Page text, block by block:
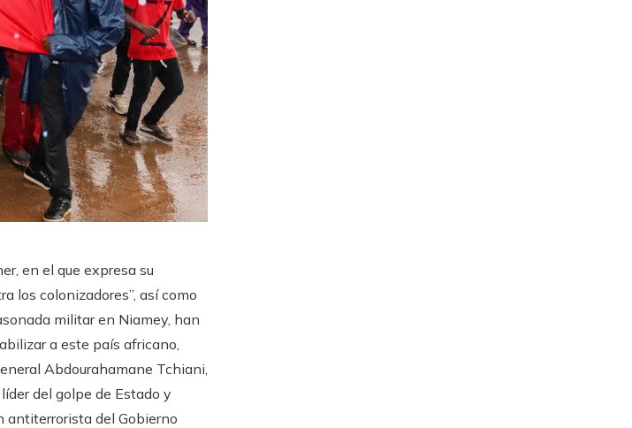
en el que expresa su
los colonizadores”, así como
militar en Niamey, han
a este país africano,
Abdourahamane Tchiani,
del golpe de Estado y
antiterrorista del Gobierno